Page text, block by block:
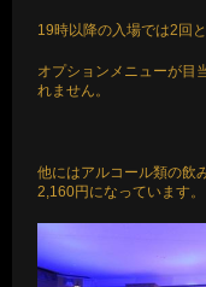
19時以降の入場では2回
オプションメニューが目
れません。
他にはアルコール類の飲
2,160円になっています。